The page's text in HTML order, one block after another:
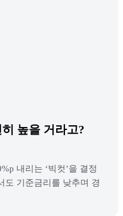
높을 거라고?
내리는 ‘빅컷’을 결정
도 기준금리를 낮추며 경